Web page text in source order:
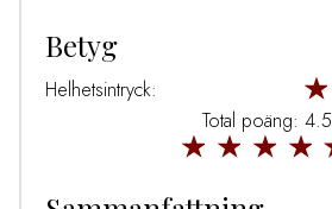
Betyg
Helhetsintryck:
Total poäng: 4.5